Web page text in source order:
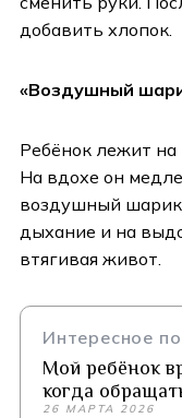
добавить хлопок.
«Воздушный
Ребёнок лежит
На вдохе он
воздушный
дыхание и на
втягивая живот.
Интересное
Мой ребёнок
когда
26 МАРТА 2026